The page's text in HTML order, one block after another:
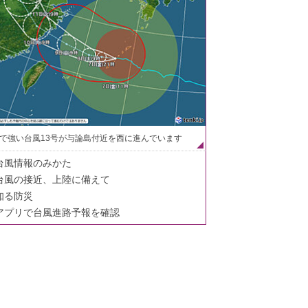
強い台風13号が与論島付近を西に進んでいます
風情報のみかた
風の接近、上陸に備えて
る防災
プリで台風進路予報を確認